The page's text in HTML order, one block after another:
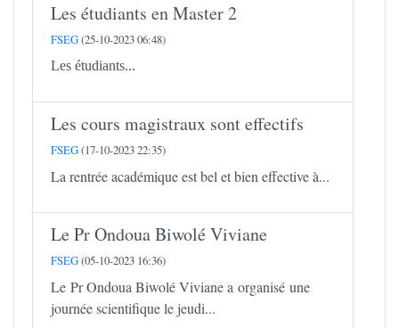
Les étudiants en Master 2
FSEG(25-10-2023 06:48)
Les étudiants...
Les cours magistraux sont effectifs
FSEG(17-10-2023 22:35)
La rentrée académique est bel et bien effective à...
Le Pr Ondoua Biwolé Viviane
FSEG(05-10-2023 16:36)
Le Pr Ondoua Biwolé Viviane a organisé une
journée scientifique le jeudi...